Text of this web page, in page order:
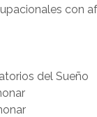
con
del Sueño